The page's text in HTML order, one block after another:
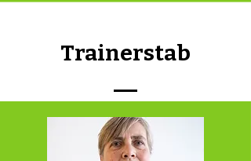
Trainerstab